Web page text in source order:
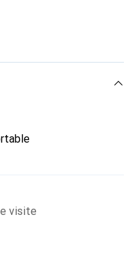
pour votre
de haute qualité et
exigeante.
visite